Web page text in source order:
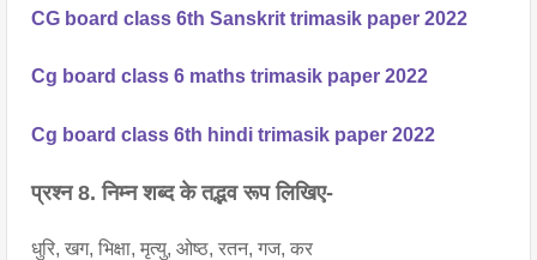
CG board class 6th Sanskrit trimasik paper 2022
Cg board class 6 maths trimasik paper 2022
Cg board class 6th hindi trimasik paper 2022
प्रश्न 8. निम्न शब्द के तद्भव रूप लिखिए-
धुरि, खग, भिक्षा, मृत्यु, ओष्ठ, रतन, गज, कर